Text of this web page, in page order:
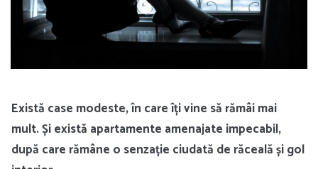
Există case modeste, în care îți vine să rămâi mai
mult. Și există apartamente amenajate impecabil,
după care rămâne o senzație ciudată de răceală și gol